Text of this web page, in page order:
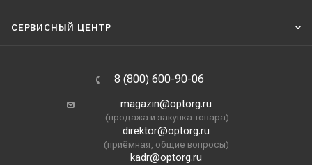
СЕРВИСНЫЙ ЦЕНТР
8 (800) 600-90-06
magazin@optorg.ru
(продажа и закупка товара)
direktor@optorg.ru
(приёмная, общие вопросы)
kadr@optorg.ru